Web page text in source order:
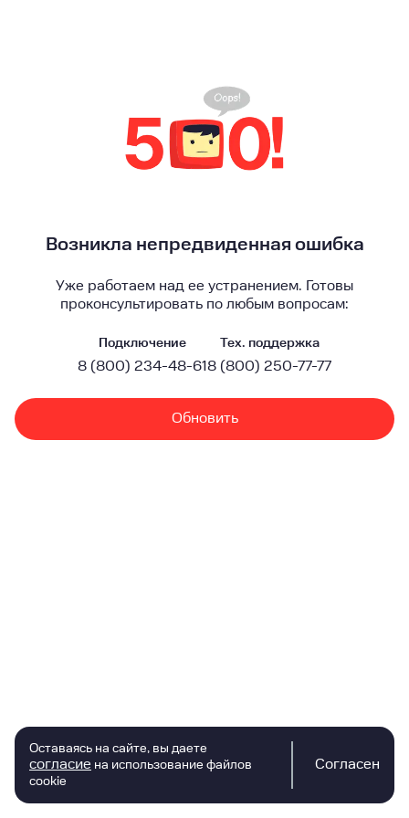
Возникла непредвиденная ошибка
Уже работаем над ее устранением. Готовы
проконсультировать по любым вопросам:
Подключение
8 (800) 234-48-61
Тех. поддержка
8 (800) 250-77-77
Обновить
Оставаясь на сайте, вы даете
согласие на использование файлов
cookie
Согласен